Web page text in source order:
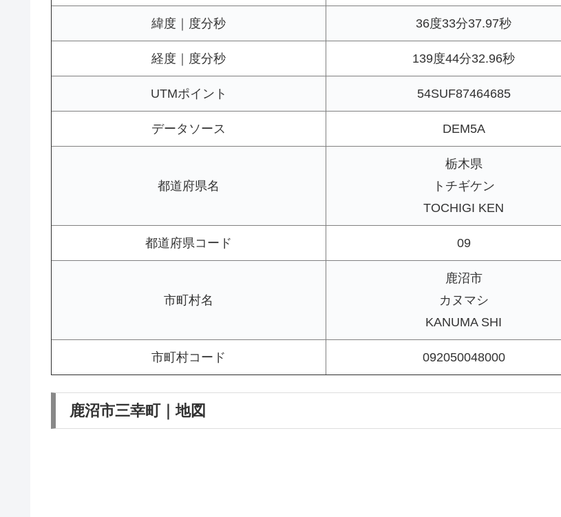
緯度｜度分秒 36度33分37.97秒
経度｜度分秒 139度44分32.96秒
UTMポイント 54SUF87464685
データソース DEM5A
都道府県名
栃木県
トチギケン
TOCHIGI KEN
都道府県コード 09
市町村名
鹿沼市
カヌマシ
KANUMA SHI
市町村コード 092050048000
鹿沼市三幸町｜地図